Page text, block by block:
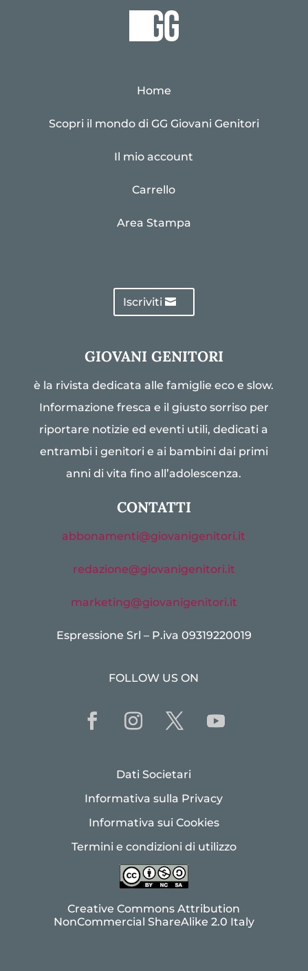
Home
Scopri il mondo di GG Giovani Genitori
Il mio account
Carrello
Area Stampa
Iscriviti
GIOVANI GENITORI
è la rivista dedicata alle famiglie eco e slow.
Informazione fresca e il giusto sorriso per
riportare notizie ed eventi utili, dedicati a
entrambi i genitori e ai bambini dai primi
anni di vita fino all’adolescenza.
CONTATTI
abbonamenti@giovanigenitori.it
redazione@giovanigenitori.it
marketing@giovanigenitori.it
Espressione Srl – P.iva 09319220019
FOLLOW US ON
Dati Societari
Informativa sulla Privacy
Informativa sui Cookies
Termini e condizioni di utilizzo
Creative Commons Attribution
NonCommercial ShareAlike 2.0 Italy